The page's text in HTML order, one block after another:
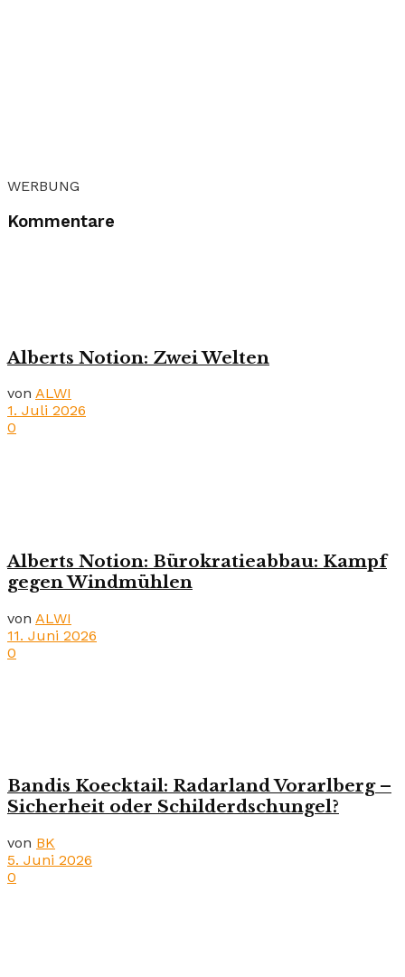
WERBUNG
Kommentare
Alberts Notion: Zwei Welten
von ALWI
1. Juli 2026
0
Alberts Notion: Bürokratieabbau: Kampf
gegen Windmühlen
von ALWI
11. Juni 2026
0
Bandis Koecktail: Radarland Vorarlberg –
Sicherheit oder Schilderdschungel?
von BK
5. Juni 2026
0